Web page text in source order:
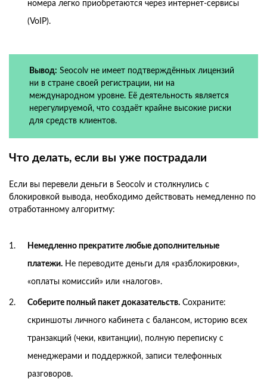
номера легко приобретаются через интернет-сервисы
(VoIP).
Вывод: Seocolv не имеет подтверждённых лицензий
ни в стране своей регистрации, ни на
международном уровне. Её деятельность является
нерегулируемой, что создаёт крайне высокие риски
для средств клиентов.
Что делать, если вы уже пострадали
Если вы перевели деньги в Seocolv и столкнулись с
блокировкой вывода, необходимо действовать немедленно по
отработанному алгоритму:
Немедленно прекратите любые дополнительные
платежи. Не переводите деньги для «разблокировки»,
«оплаты комиссий» или «налогов».
Соберите полный пакет доказательств. Сохраните:
скриншоты личного кабинета с балансом, историю всех
транзакций (чеки, квитанции), полную переписку с
менеджерами и поддержкой, записи телефонных
разговоров.